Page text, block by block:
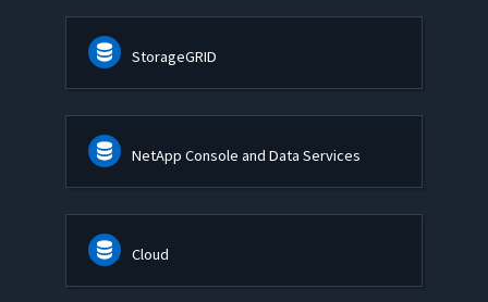
StorageGRID
NetApp Console and Data Services
Cloud